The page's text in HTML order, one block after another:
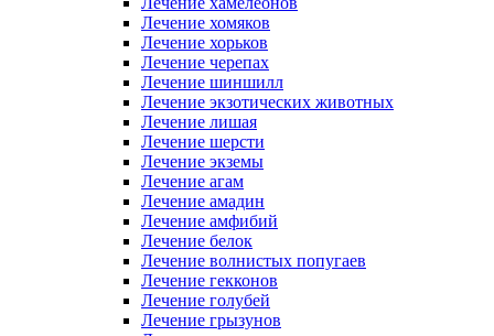
Лечение хомяков
Лечение хорьков
Лечение черепах
Лечение шиншилл
Лечение экзотических животных
Лечение лишая
Лечение шерсти
Лечение экземы
Лечение агам
Лечение амадин
Лечение амфибий
Лечение белок
Лечение волнистых попугаев
Лечение гекконов
Лечение голубей
Лечение грызунов